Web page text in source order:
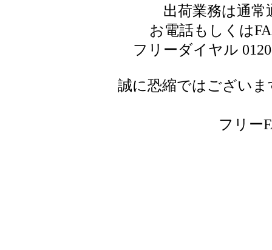
出荷業務は通
お電話もしくは
フリーダイヤル
誠に恐縮ではござい
フリー